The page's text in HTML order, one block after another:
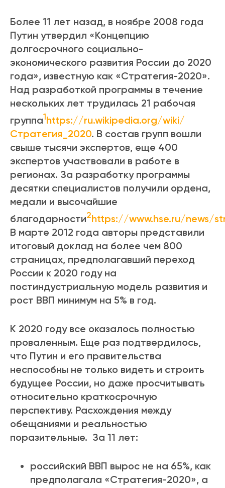
Более 11 лет назад, в ноябре 2008 года
Путин утвердил «Концепцию
долгосрочного социально-
экономического развития России до 2020
года», известную как «Стратегия-2020».
Над разработкой программы в течение
нескольких лет трудилась 21 рабочая
группа1https://ru.wikipedia.org/wiki/
Стратегия_2020. В состав групп вошли
свыше тысячи экспертов, еще 400
экспертов участвовали в работе в
регионах. За разработку программы
десятки специалистов получили ордена,
медали и высочайшие
благодарности2https://www.hse.ru/news/
В марте 2012 года авторы представили
итоговый доклад на более чем 800
страницах, предполагавший переход
России к 2020 году на
постиндустриальную модель развития и
рост ВВП минимум на 5% в год.
К 2020 году все оказалось полностью
проваленным. Еще раз подтвердилось,
что Путин и его правительства
неспособны не только видеть и строить
будущее России, но даже просчитывать
относительно краткосрочную
перспективу. Расхождения между
обещаниями и реальностью
поразительные. За 11 лет:
российский ВВП вырос не на 65%, как
предполагала «Стратегия-2020», а